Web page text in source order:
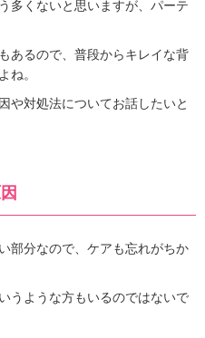
多くないと思いますが、パーテ
あるので、普段からキレイな背
ね。
や対処法についてお話したいと
部分なので、ケアも忘れがちか
うような方もいるのではないで